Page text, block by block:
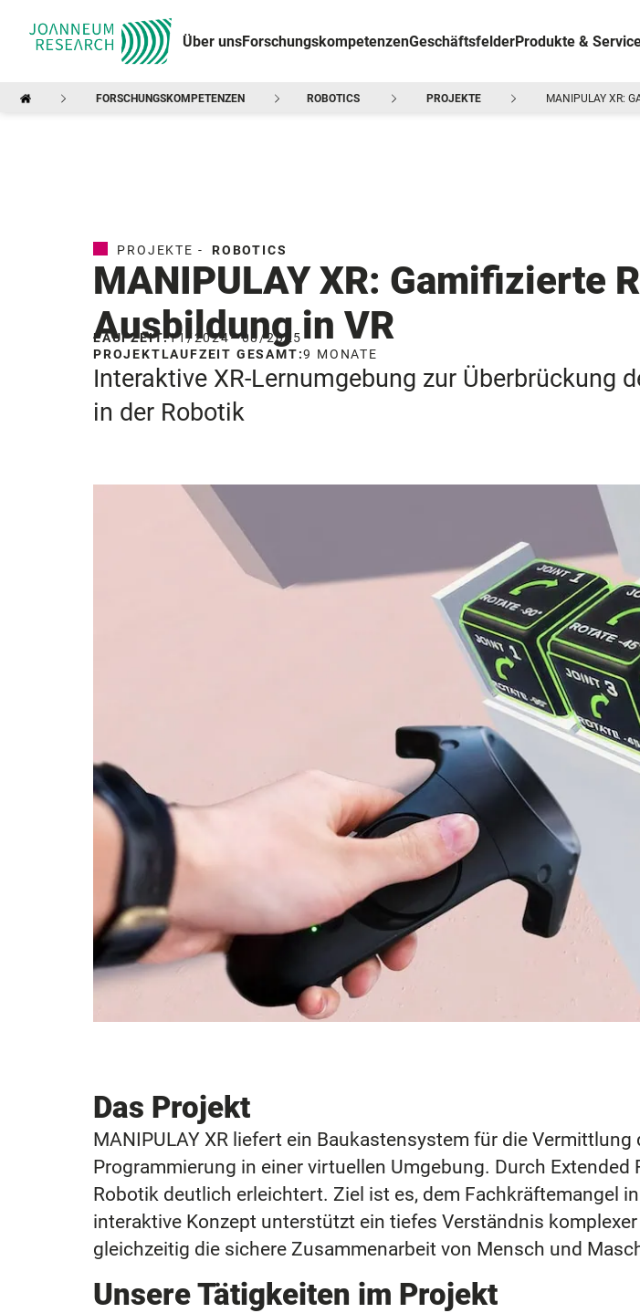
Über unsForschungskompetenzenGeschäftsfelderProdukte &
FORSCHUNGSKOMPETENZEN ROBOTICS PROJEKTE MANIPULAY XR:
PROJEKTE - ROBOTICS
MANIPULAY XR: Gamifizierte
Ausbildung in VR
LAUFZEIT:11/2024—08/2025
PROJEKTLAUFZEIT GESAMT:9 MONATE
Interaktive XR-Lernumgebung zur Überbrückung
in der Robotik
Das Projekt
MANIPULAY XR liefert ein Baukastensystem für die
Programmierung in einer virtuellen Umgebung. Durch
Robotik deutlich erleichtert. Ziel ist es, dem Fachkräftemangel
interaktive Konzept unterstützt ein tiefes Verständnis
gleichzeitig die sichere Zusammenarbeit von Mensch und
Unsere Tätigkeiten im Projekt